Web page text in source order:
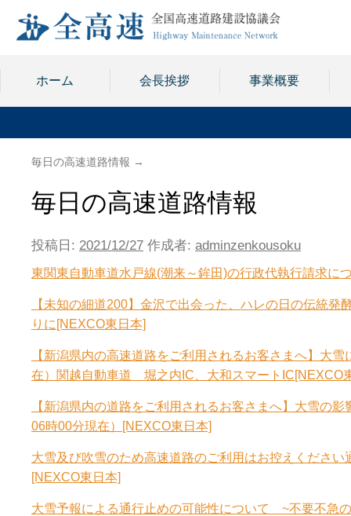
ホーム 会長挨拶 事業概要
毎日の高速道路情報 →
毎日の高速道路情報
投稿日: 2021/12/27 作成者: adminzenkousoku
東関東自動車道水戸線(潮来～鉾田)の行政代執行請求に
【未知の細道200】金沢で出会った、ハレの日の伝統
りに[NEXCO東日本]
【新潟県内の高速道路をご利用されるお客さまへ】大
在）関越自動車道 堀之内IC、大和スマートIC[NEXCO
【新潟県内の道路をご利用されるお客さまへ】大雪の
06時00分現在）[NEXCO東日本]
大雪及び吹雪のため高速道路のご利用はお控えくださ
[NEXCO東日本]
大雪予報による通行止めの可能性について ~不要不